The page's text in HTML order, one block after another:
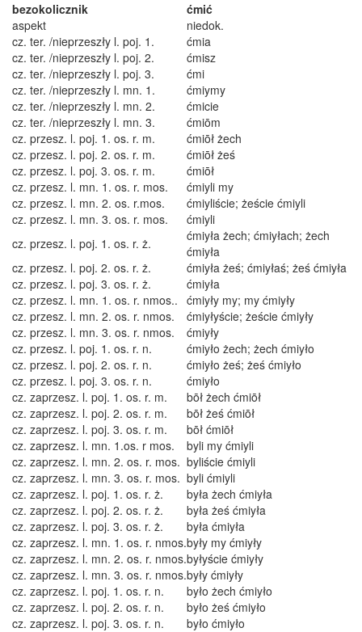
bezokolicznik
ćmić
aspekt
niedok.
cz. ter. /nieprzeszły l. poj. 1.
ćmia
cz. ter. /nieprzeszły l. poj. 2.
ćmisz
cz. ter. /nieprzeszły l. poj. 3.
ćmi
cz. ter. /nieprzeszły l. mn. 1.
ćmiymy
cz. ter. /nieprzeszły l. mn. 2.
ćmicie
cz. ter. /nieprzeszły l. mn. 3.
ćmiōm
cz. przesz. l. poj. 1. os. r. m.
ćmiōł żech
cz. przesz. l. poj. 2. os. r. m.
ćmiōł żeś
cz. przesz. l. poj. 3. os. r. m.
ćmiōł
cz. przesz. l. mn. 1. os. r. mos.
ćmiyli my
cz. przesz. l. mn. 2. os. r.mos.
ćmiyliście; żeście ćmiyli
cz. przesz. l. mn. 3. os. r. mos.
ćmiyli
cz. przesz. l. poj. 1. os. r. ż.
ćmiyła żech; ćmiyłach; żech
ćmiyła
cz. przesz. l. poj. 2. os. r. ż.
ćmiyła żeś; ćmiyłaś; żeś ćmiyła
cz. przesz. l. poj. 3. os. r. ż.
ćmiyła
cz. przesz. l. mn. 1. os. r. nmos.. ćmiyły my; my ćmiyły
cz. przesz. l. mn. 2. os. r. nmos.
ćmiyłyście; żeście ćmiyły
cz. przesz. l. mn. 3. os. r. nmos.
ćmiyły
cz. przesz. l. poj. 1. os. r. n.
ćmiyło żech; żech ćmiyło
cz. przesz. l. poj. 2. os. r. n.
ćmiyło żeś; żeś ćmiyło
cz. przesz. l. poj. 3. os. r. n.
ćmiyło
cz. zaprzesz. l. poj. 1. os. r. m.
bōł żech ćmiōł
cz. zaprzesz. l. poj. 2. os. r. m.
bōł żeś ćmiōł
cz. zaprzesz. l. poj. 3. os. r. m.
bōł ćmiōł
cz. zaprzesz. l. mn. 1.os. r mos.
byli my ćmiyli
cz. zaprzesz. l. mn. 2. os. r. mos. byliście ćmiyli
cz. zaprzesz. l. mn. 3. os. r. mos. byli ćmiyli
cz. zaprzesz. l. poj. 1. os. r. ż.
była żech ćmiyła
cz. zaprzesz. l. poj. 2. os. r. ż.
była żeś ćmiyła
cz. zaprzesz. l. poj. 3. os. r. ż.
była ćmiyła
cz. zaprzesz. l. mn. 1. os. r. nmos.były my ćmiyły
cz. zaprzesz. l. mn. 2. os. r. nmos.byłyście ćmiyły
cz. zaprzesz. l. mn. 3. os. r. nmos.były ćmiyły
cz. zaprzesz. l. poj. 1. os. r. n.
było żech ćmiyło
cz. zaprzesz. l. poj. 2. os. r. n.
było żeś ćmiyło
cz. zaprzesz. l. poj. 3. os. r. n.
było ćmiyło